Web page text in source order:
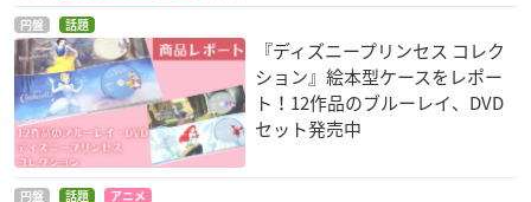
円盤 話題
『ディズニープリンセス コレク
ション』絵本型ケースをレポー
ト！12作品のブルーレイ、DVD
セット発売中
円盤 話題 アニメ